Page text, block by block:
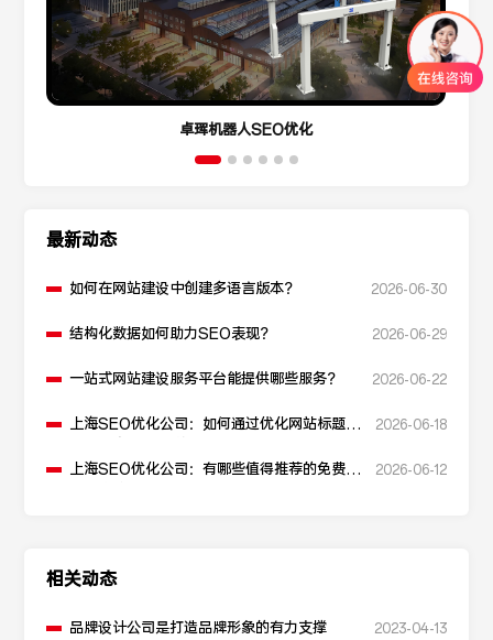
卓珲机器人SEO优化
最新动态
如何在网站建设中创建多语言版本？ 2026-06-30
结构化数据如何助力SEO表现？ 2026-06-29
一站式网站建设服务平台能提供哪些服务？ 2026-06-22
上海SEO优化公司：如何通过优化网站标题提
2026-06-18
上海SEO优化公司：有哪些值得推荐的免费
2026-06-12
相关动态
品牌设计公司是打造品牌形象的有力支撑 2023-04-13